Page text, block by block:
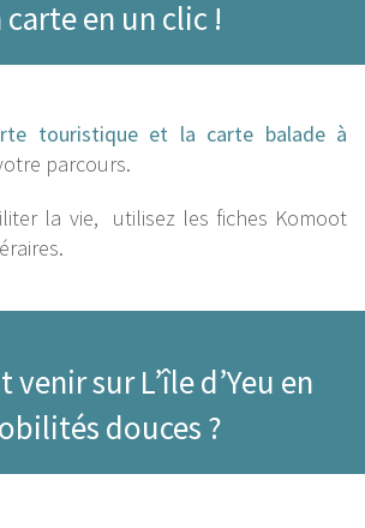
carte en un clic !
touristique et la carte balade à
parcours.
la vie, utilisez les fiches Komoot
venir sur L’île d’Yeu en
douces ?